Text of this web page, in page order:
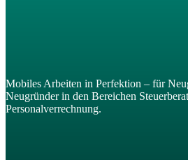
Mobiles Arbeiten in Perfektion – für
Neugründer in den Bereichen
Personalverrechnung.